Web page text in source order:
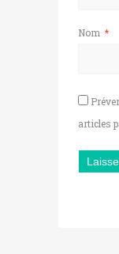
Nom *
articles